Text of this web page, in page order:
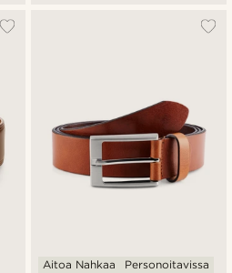
Aitoa Nahkaa Personoitavissa